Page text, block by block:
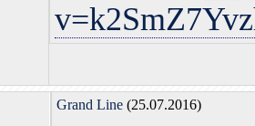
Grand Line(25.07.2016)